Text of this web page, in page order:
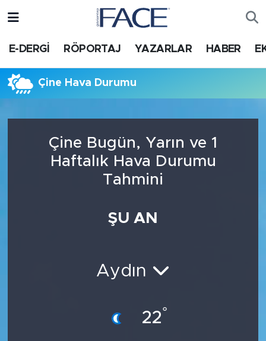
E-DERGİ RÖPORTAJ YAZARLAR HABER
Çine Hava Durumu
Çine Bugün, Yarın ve 1
Haftalık Hava Durumu
Tahmini
ŞU AN
Aydın
22°
HABER
Nöbetçi Eczaneler
Süper Lig Puan Durumu ve Fikstür
Tüm Manşetler